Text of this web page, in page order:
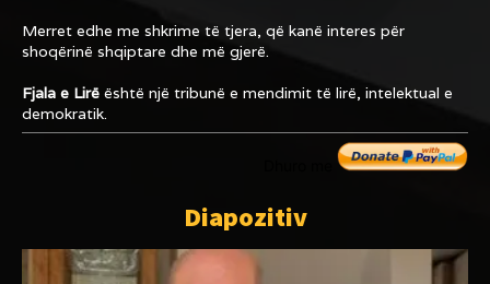
Merret edhe me shkrime të tjera, që kanë interes për
shoqërinë shqiptare dhe më gjerë.
Fjala e Lirë është një tribunë e mendimit të lirë, intelektual e
demokratik.
Diapozitiv